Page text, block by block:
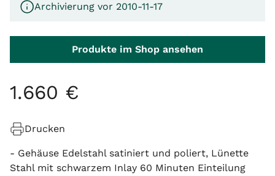
Archivierung vor 2010-11-17
Produkte im Shop ansehen
1.660 €
Drucken
- Gehäuse Edelstahl satiniert und poliert, Lünette
Stahl mit schwarzem Inlay 60 Minuten Einteilung